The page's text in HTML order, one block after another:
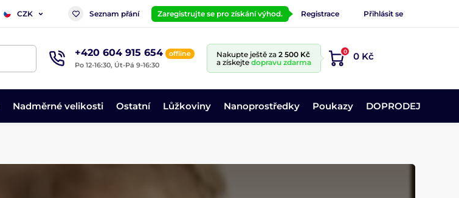
CZK Seznam přání Zaregistrujte se pro získání výhod. Registrace Přihlásit se
+420 604 915 654
offline
Po 12-16:30, Út-Pá 9-16:30
Nakupte ještě za 2 500 Kč
a získejte dopravu zdarma
0 0 Kč
Nadměrné velikosti Ostatní Lůžkoviny Nanoprostředky Poukazy DOPRODEJ